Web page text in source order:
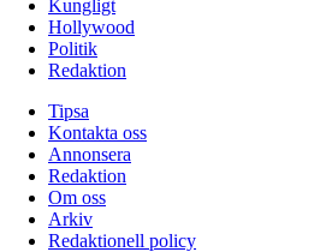
Kungligt
Hollywood
Politik
Redaktion
Tipsa
Kontakta oss
Annonsera
Redaktion
Om oss
Arkiv
Redaktionell policy